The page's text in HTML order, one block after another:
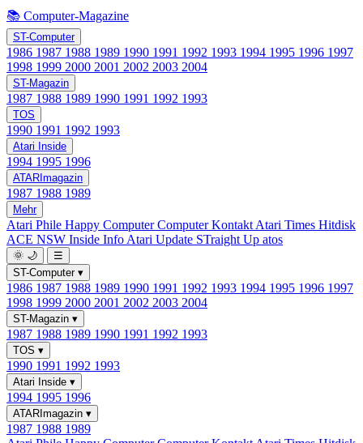
📚 Computer-Magazine
ST-Computer
1986 1987 1988 1989 1990 1991 1992 1993 1994 1995 1996 1997
1998 1999 2000 2001 2002 2003 2004
ST-Magazin
1987 1988 1989 1990 1991 1992 1993
TOS
1990 1991 1992 1993
Atari Inside
1994 1995 1996
ATARImagazin
1987 1988 1989
Mehr
Atari Phile Happy ComputerComputer Kontakt Atari Times Hitdisk
ACE NSW Inside Info Atari Update STraight Up atos
🌞 🌙
☰
ST-Computer ▾
1986 1987 1988 1989 1990 1991 1992 1993 1994 1995 1996 1997
1998 1999 2000 2001 2002 2003 2004
ST-Magazin ▾
1987 1988 1989 1990 1991 1992 1993
TOS ▾
1990 1991 1992 1993
Atari Inside ▾
1994 1995 1996
ATARImagazin ▾
1987 1988 1989